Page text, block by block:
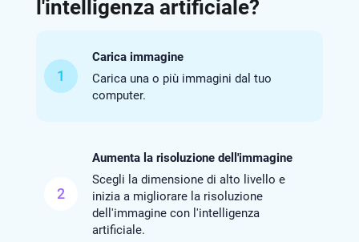
l'intelligenza artificiale?
1
Carica immagine
Carica una o più immagini dal tuo
computer.
2
Aumenta la risoluzione dell'immagine
Scegli la dimensione di alto livello e
inizia a migliorare la risoluzione
dell'immagine con l'intelligenza
artificiale.